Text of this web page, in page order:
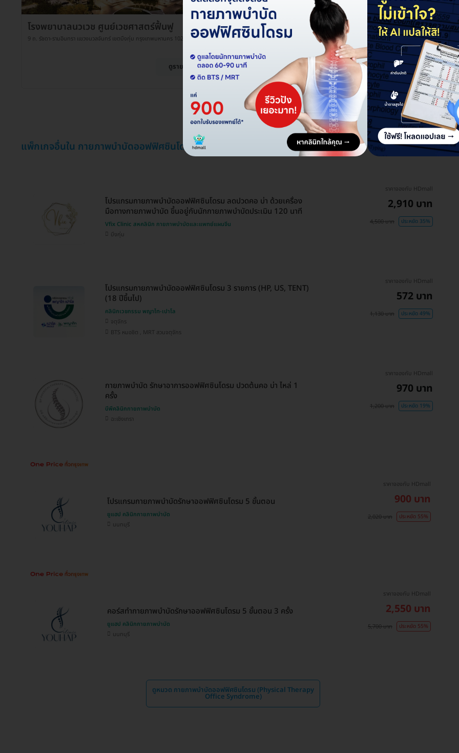
โรงพยาบาลนวเวช ศูนย์เวชศาสตร์ฟื้นฟู
9 ถ. รัชดา-รามอินทรา แขวงนวลจันทร์ เขตบึงกุ่ม กรุงเทพมหานคร 10230
ดูรายละเอียด
แพ็กเกจอื่นใน กายภาพบำบัดออฟฟิศซินโดรม (Physical Therapy Office Syndrome)
โปรแกรมกายภาพบำบัดออฟฟิศซินโดรม ลดปวดคอ บ่า ด้วยเครื่อง
มือทางกายภาพบำบัด ขึ้นอยู่กับนักกายภาพบำบัดประเมิน 120 นาที
Vfix Clinic สหคลินิก กายภาพบำบัดและแพทย์แผนจีน
บึงกุ่ม
ราคาจองกับ HDmall
2,910 บาท
4,500 บาท ประหยัด 35%
โปรแกรมกายภาพบำบัดออฟฟิศซินโดรม 3 รายการ (HP, US, TENT)
(18 ปีขึ้นไป)
คลินิกเวชกรรม พญาไท-เปาโล
จตุจักร
BTS หมอชิต , MRT สวนจตุจักร
ราคาจองกับ HDmall
572 บาท
1,130 บาท ประหยัด 49%
กายภาพบำบัด รักษาอาการออฟฟิศซินโดรม ปวดต้นคอ บ่า ไหล่ 1
ครั้ง
บีพีคลินิกกายภาพบำบัด
ฉะเชิงเทรา
ราคาจองกับ HDmall
970 บาท
1,200 บาท ประหยัด 19%
โปรแกรมกายภาพบำบัดรักษาออฟฟิศซินโดรม 5 ขั้นตอน
ยูแฮป คลินิกกายภาพบำบัด
นนทบุรี
ราคาจองกับ HDmall
900 บาท
2,020 บาท ประหยัด 55%
คอร์สทำกายภาพบำบัดรักษาออฟฟิศซินโดรม 5 ขั้นตอน 3 ครั้ง
ยูแฮป คลินิกกายภาพบำบัด
นนทบุรี
ราคาจองกับ HDmall
2,550 บาท
5,700 บาท ประหยัด 55%
ดูหมวด กายภาพบำบัดออฟฟิศซินโดรม (Physical Therapy
Office Syndrome)